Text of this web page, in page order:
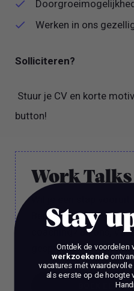
Werken in ons
Solliciteren?
Stuur je CV en korte
button!
Work Talks
Wil je een stap vooruit
Ben je op zoek naar
coaching? Bij ons,
gesprek met 1 van
BOEK EEN
Stay
Ontdek de voordelen
werkzoekende
vacatures mét waardevolle
als eerste op de hoogte